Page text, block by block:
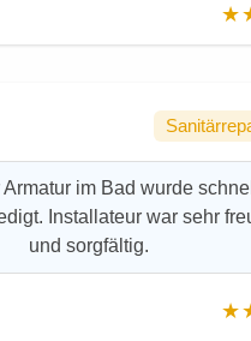
Armatur im Bad wurde
Installateur war sehr
und sorgfältig.